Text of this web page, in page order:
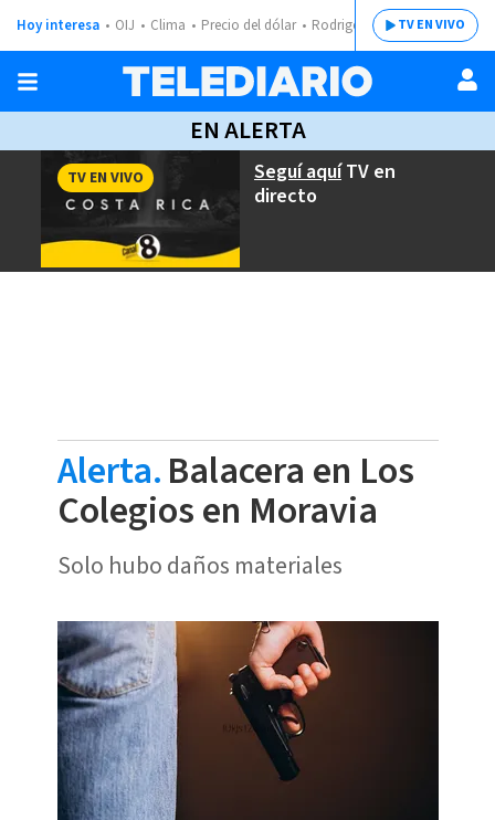
Hoy interesa OIJ Clima Precio del dólar Rodrigo ChavesTV EN VIVO
EN ALERTA
Seguí aquíTV en
directo
TV EN VIVO
Alerta.Balacera en Los
Colegios en Moravia
Solo hubo daños materiales